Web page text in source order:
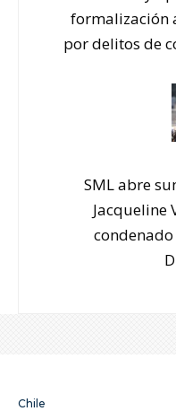
formalización
por delitos de
SML abre
Jacqueline
Chile